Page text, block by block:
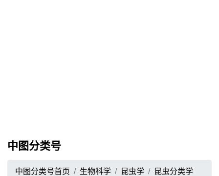
中图分类号
中图分类号首页 生物科学 昆虫学
昆虫分类学